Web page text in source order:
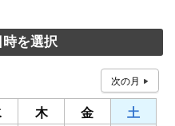
を選択
木 金
土